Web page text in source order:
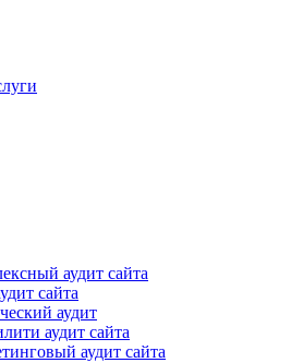
аудит сайта
сайта
аудит
аудит сайта
аудит сайта